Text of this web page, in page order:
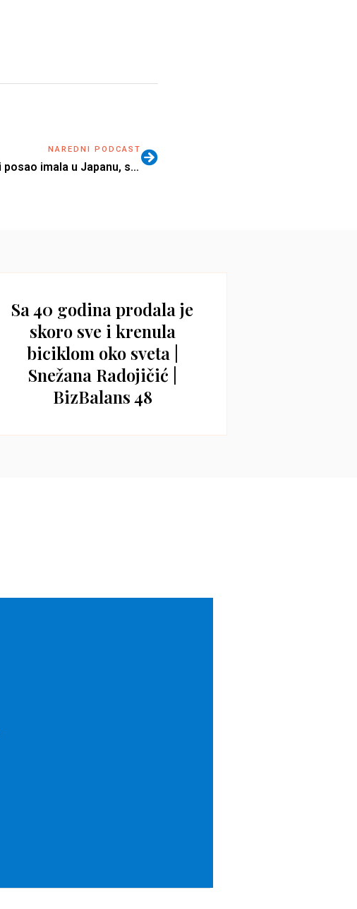
NAREDNI PODCAST
Jelena Radonjić je prvi posao imala u Japanu, sad je saradnik Forbsa: 3 ključna faktora za uspeh i balans
Sa 40 godina prodala je
skoro sve i krenula
biciklom oko sveta |
Snežana Radojičić |
BizBalans 48